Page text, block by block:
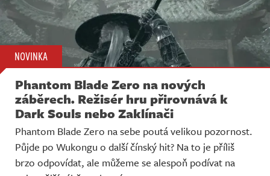
NOVINKA
Phantom Blade Zero na nových
záběrech. Režisér hru přirovnává k
Dark Souls nebo Zaklínači
Phantom Blade Zero na sebe poutá velikou pozornost.
Půjde po Wukongu o další čínský hit? Na to je příliš
brzo odpovídat, ale můžeme se alespoň podívat na